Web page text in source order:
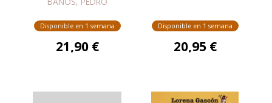
Disponible en 1 semana
21,90 €
Disponible en 1 semana
20,95 €